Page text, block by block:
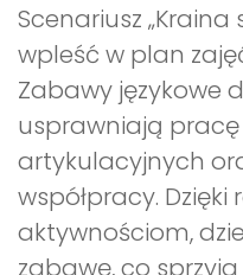
Scenariusz
wpleść w plan
Zabawy językowe
usprawniają
artykulacyjnych
współpracy.
aktywnościom,
zabawę, co